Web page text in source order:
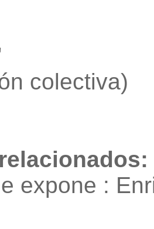
colectiva)
expone :